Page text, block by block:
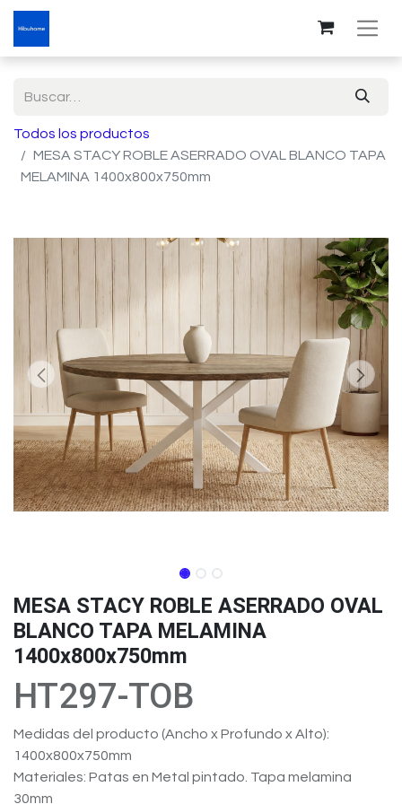
Todos los productos
MESA STACY ROBLE ASERRADO OVAL BLANCO TAPA
MELAMINA 1400x800x750mm
MESA STACY ROBLE ASERRADO OVAL
BLANCO TAPA MELAMINA
1400x800x750mm
HT297-TOB
Medidas del producto (Ancho x Profundo x Alto):
1400x800x750mm
Materiales: Patas en Metal pintado. Tapa melamina
30mm